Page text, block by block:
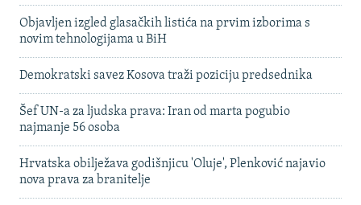
Objavljen izgled glasačkih listića na prvim izborima s
novim tehnologijama u BiH
Demokratski savez Kosova traži poziciju predsednika
Šef UN-a za ljudska prava: Iran od marta pogubio
najmanje 56 osoba
Hrvatska obilježava godišnjicu 'Oluje', Plenković najavio
nova prava za branitelje